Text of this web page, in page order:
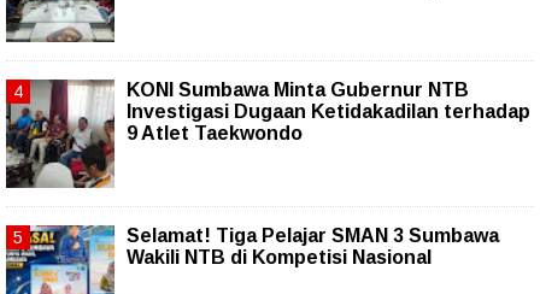
KONI Sumbawa Minta Gubernur NTB
Investigasi Dugaan Ketidakadilan terhadap
9 Atlet Taekwondo
Selamat! Tiga Pelajar SMAN 3 Sumbawa
Wakili NTB di Kompetisi Nasional